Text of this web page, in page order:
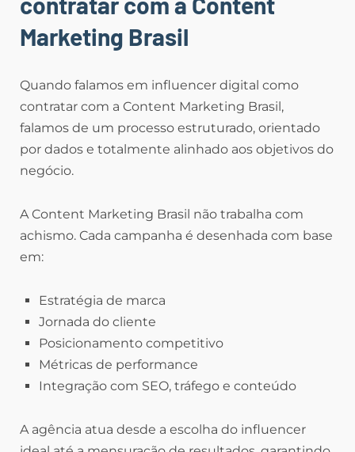
Marketing Brasil
Quando falamos em influencer digital como
contratar com a Content Marketing Brasil,
falamos de um processo estruturado, orientado
por dados e totalmente alinhado aos objetivos do
negócio.
A Content Marketing Brasil não trabalha com
achismo. Cada campanha é desenhada com base
em:
Estratégia de marca
Jornada do cliente
Posicionamento competitivo
Métricas de performance
Integração com SEO, tráfego e conteúdo
A agência atua desde a escolha do influencer